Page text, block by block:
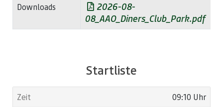
Downloads
2026-08-
08_AAO_Diners_Club_Park.pdf
Startliste
09:10 Uhr